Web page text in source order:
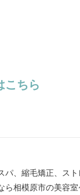
こちら
パ、縮毛矯正、ス
ら相模原市の美容